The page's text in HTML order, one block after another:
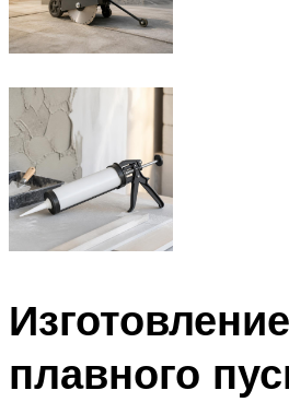
плавного